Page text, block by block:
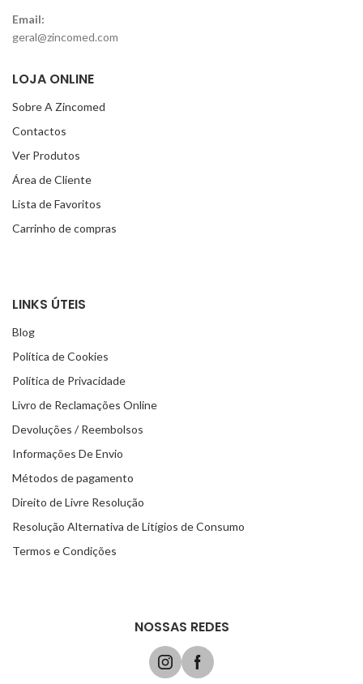
Email:
geral@zincomed.com
LOJA ONLINE
Sobre A Zincomed
Contactos
Ver Produtos
Área de Cliente
Lista de Favoritos
Carrinho de compras
LINKS ÚTEIS
Blog
Política de Cookies
Política de Privacidade
Livro de Reclamações Online
Devoluções / Reembolsos
Informações De Envio
Métodos de pagamento
Direito de Livre Resolução
Resolução Alternativa de Litígios de Consumo
Termos e Condições
NOSSAS REDES